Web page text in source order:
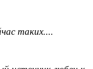
таких....